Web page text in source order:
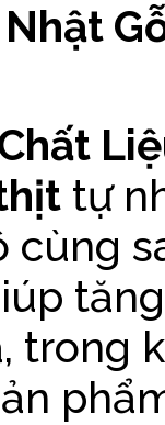
tự
cùng
trong